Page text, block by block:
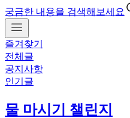
궁금한 내용을 검색해보세요
즐겨찾기
전체글
공지사항
인기글
물 마시기 챌린지